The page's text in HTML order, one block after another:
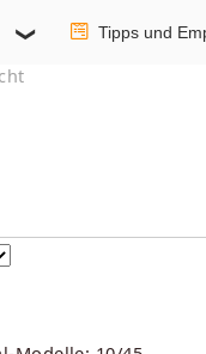
Tipps und